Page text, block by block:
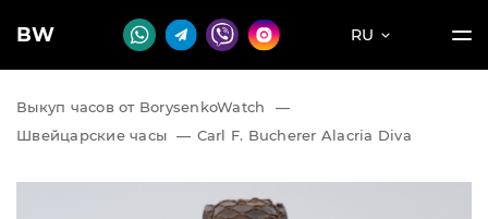
BW RU
Выкуп часов от BorysenkoWatch
—
Швейцарские часы — Carl F. Bucherer Alacria Diva